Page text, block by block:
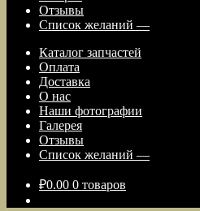
Отзывы
Список желаний —
Каталог запчастей
Оплата
Доставка
О нас
Наши фотографии
Галерея
Отзывы
Список желаний —
₽0.00 0 товаров